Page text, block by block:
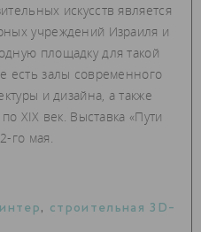
искусств является
учреждений Израиля и
площадку для такой
есть залы современного
и дизайна, а также
XIX век. Выставка «Пути
го мая.
, строительная 3D-